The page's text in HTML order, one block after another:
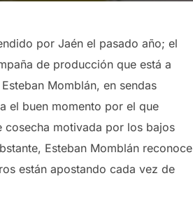
por Jaén el pasado año; el
de producción que está a
Momblán, en sendas
el buen momento por el que
cosecha motivada por los bajos
Esteban Momblán reconoce
están apostando cada vez de